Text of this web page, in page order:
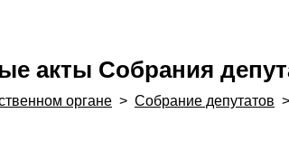
акты Собрания
органе > Собрание депутатов >